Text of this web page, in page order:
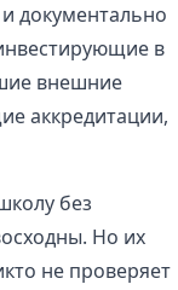
документально
в
внешние
аккредитации,
без
Но их
не проверяет